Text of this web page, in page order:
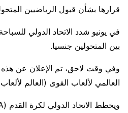
قرارها بشأن قبول الرياضيين
بين المتحولين جنسيا.
وفي وقت لاحق، تم الإعلان عن هذه
العالمي لألعاب القوى (العالم